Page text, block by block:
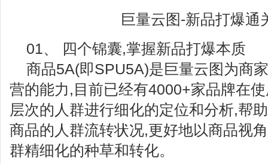
巨量云图-新品打爆通
01、 四个锦囊,掌握新品打爆本质
商品5A(即SPU5A)是巨量云图为商
营的能力,目前已经有4000+家品牌在
层次的人群进行细化的定位和分析,帮
商品的人群流转状况,更好地以商品视
群精细化的种草和转化。